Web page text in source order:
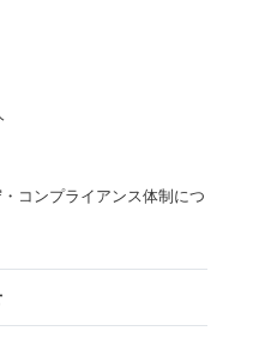
コンプライアンス体制につ